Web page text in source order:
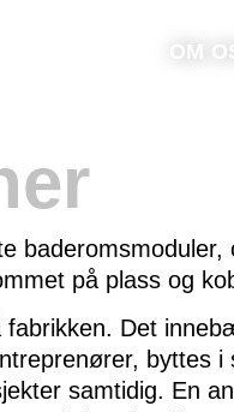
OM
på plass og
Det
byttes
samtidig. En